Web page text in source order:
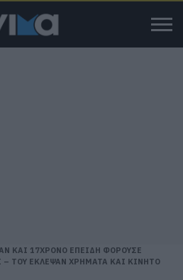
ΚΑΙ 17ΧΡΟΝΟ ΕΠΕΙΔΗ ΦΟΡΟΥΣΕ
ΤΟΥ ΕΚΛΕΨΑΝ ΧΡΗΜΑΤΑ ΚΑΙ ΚΙΝΗΤΟ